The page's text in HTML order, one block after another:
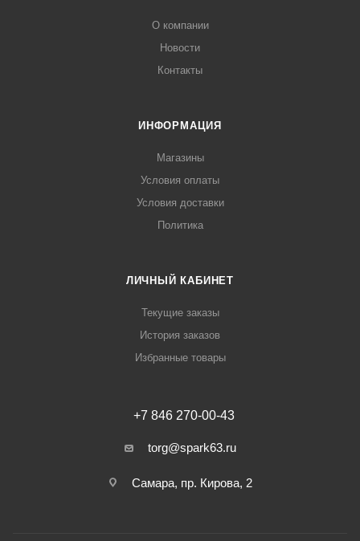
О компании
Новости
Контакты
ИНФОРМАЦИЯ
Магазины
Условия оплаты
Условия доставки
Политика
ЛИЧНЫЙ КАБИНЕТ
Текущие заказы
История заказов
Избранные товары
+7 846 270-00-43
torg@spark63.ru
Самара, пр. Кирова, 2